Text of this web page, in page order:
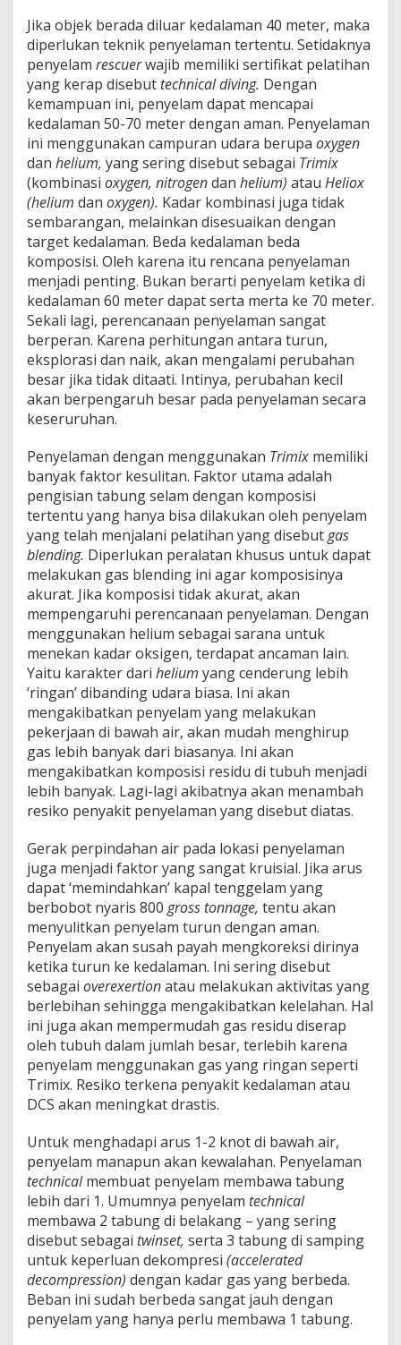
Jika objek berada diluar kedalaman 40 meter, maka
diperlukan teknik penyelaman tertentu. Setidaknya
penyelam rescuerwajib memiliki sertifikat pelatihan
yang kerap disebut technical diving. Dengan
kemampuan ini, penyelam dapat mencapai
kedalaman 50-70 meter dengan aman. Penyelaman
ini menggunakan campuran udara berupa oxygen
dan helium, yang sering disebut sebagai Trimix
(kombinasi oxygen, nitrogendan helium) atau Heliox
(helium dan oxygen). Kadar kombinasi juga tidak
sembarangan, melainkan disesuaikan dengan
target kedalaman. Beda kedalaman beda
komposisi. Oleh karena itu rencana penyelaman
menjadi penting. Bukan berarti penyelam ketika di
kedalaman 60 meter dapat serta merta ke 70 meter.
Sekali lagi, perencanaan penyelaman sangat
berperan. Karena perhitungan antara turun,
eksplorasi dan naik, akan mengalami perubahan
besar jika tidak ditaati. Intinya, perubahan kecil
akan berpengaruh besar pada penyelaman secara
keseruruhan.
Penyelaman dengan menggunakan Trimix memiliki
banyak faktor kesulitan. Faktor utama adalah
pengisian tabung selam dengan komposisi
tertentu yang hanya bisa dilakukan oleh penyelam
yang telah menjalani pelatihan yang disebutgas
blending. Diperlukan peralatan khusus untuk dapat
melakukan gas blending ini agar komposisinya
akurat. Jika komposisi tidak akurat, akan
mempengaruhi perencanaan penyelaman. Dengan
menggunakan helium sebagai sarana untuk
menekan kadar oksigen, terdapat ancaman lain.
Yaitu karakter dari helium yang cenderung lebih
‘ringan’ dibanding udara biasa. Ini akan
mengakibatkan penyelam yang melakukan
pekerjaan di bawah air, akan mudah menghirup
gas lebih banyak dari biasanya. Ini akan
mengakibatkan komposisi residu di tubuh menjadi
lebih banyak. Lagi-lagi akibatnya akan menambah
resiko penyakit penyelaman yang disebut diatas.
Gerak perpindahan air pada lokasi penyelaman
juga menjadi faktor yang sangat kruisial. Jika arus
dapat ‘memindahkan’ kapal tenggelam yang
berbobot nyaris 800 gross tonnage, tentu akan
menyulitkan penyelam turun dengan aman.
Penyelam akan susah payah mengkoreksi dirinya
ketika turun ke kedalaman. Ini sering disebut
sebagai overexertionatau melakukan aktivitas yang
berlebihan sehingga mengakibatkan kelelahan. Hal
ini juga akan mempermudah gas residu diserap
oleh tubuh dalam jumlah besar, terlebih karena
penyelam menggunakan gas yang ringan seperti
Trimix. Resiko terkena penyakit kedalaman atau
DCS akan meningkat drastis.
Untuk menghadapi arus 1-2 knot di bawah air,
penyelam manapun akan kewalahan. Penyelaman
technicalmembuat penyelam membawa tabung
lebih dari 1. Umumnya penyelam technical
membawa 2 tabung di belakang – yang sering
disebut sebagai twinset, serta 3 tabung di samping
untuk keperluan dekompresi (accelerated
decompression) dengan kadar gas yang berbeda.
Beban ini sudah berbeda sangat jauh dengan
penyelam yang hanya perlu membawa 1 tabung.